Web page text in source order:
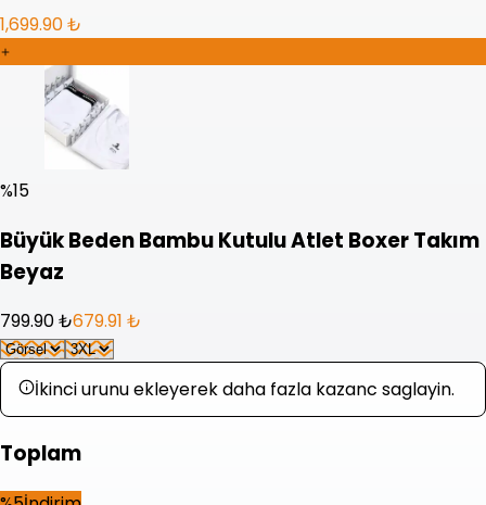
1,699.90 ₺
%15
Büyük Beden Bambu Kutulu Atlet Boxer Takım
Beyaz
799.90 ₺679.91 ₺
İkinci urunu ekleyerek daha fazla kazanc saglayin.
Toplam